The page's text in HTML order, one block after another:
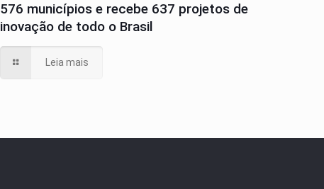
576 municípios e recebe 637 projetos de
inovação de todo o Brasil
Leia mais